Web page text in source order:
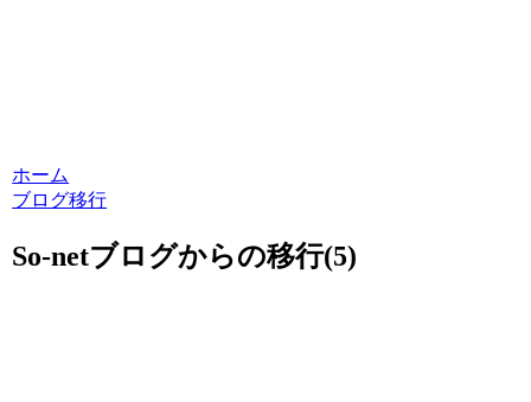
ホーム
ブログ移行
So-netブログからの移行(5)